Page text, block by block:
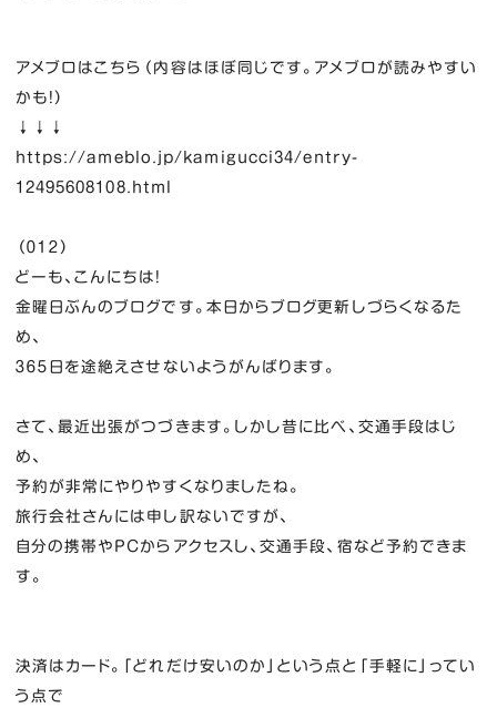
アメブロはこちら（内容はほぼ同じです。アメブロが読みやすい
かも！）
↓↓↓
https://ameblo.jp/kamigucci34/entry-
12495608108.html
（０１２）
どーも、こんにちは！
金曜日ぶんのブログです。本日からブログ更新しづらくなるた
め、
３６５日を途絶えさせないようがんばります。
さて、最近出張がつづきます。しかし昔に比べ、交通手段はじ
め、
予約が非常にやりやすくなりましたね。
旅行会社さんには申し訳ないですが、
自分の携帯やPCからアクセスし、交通手段、宿など予約できま
す。
決済はカード。「どれだけ安いのか」という点と「手軽に」ってい
う点で